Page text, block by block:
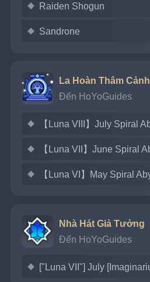
Raiden Shogun
Sandrone
La Hoàn Thâm Cảnh
Đến HoYoGuides
Nhà Hát Giả Tưởng
Đến HoYoGuides